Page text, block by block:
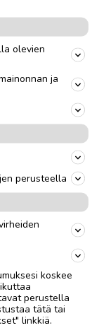
olevien
ja
perusteella
koskee
perustella
tätä tai
linkkiä.